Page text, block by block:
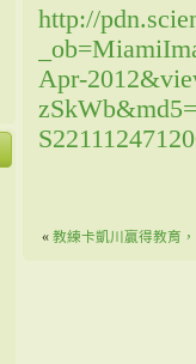
http://
Apr-
« 教練卡凱川贏得教育